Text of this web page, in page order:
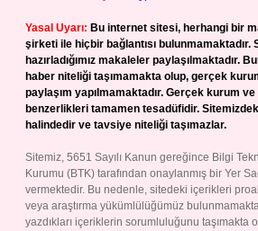
Yasal Uyarı: Bu internet sitesi, herhangi bir
şirketi ile hiçbir bağlantısı bulunmamaktadır.
hazırladığımız makaleler paylaşılmaktadır.
haber niteliği taşımamakta olup, gerçek
paylaşım yapılmamaktadır. Gerçek kurum
benzerlikleri tamamen tesadüfidir.
halindedir ve tavsiye niteliği taşımazlar.
Sitemiz, 5651 Sayılı Kanun gereğince Bilgi
Kurumu (BTK) tarafından onaylanmış bir Yer
vermektedir. Bu nedenle, sitedeki içerikleri
veya araştırma yükümlülüğümüz
yazdıkları içeriklerin sorumluluğunu taşımakta